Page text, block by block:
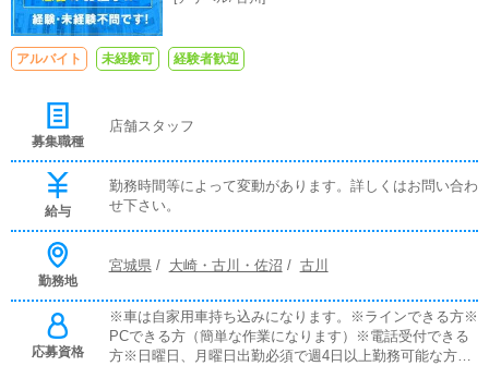
アルバイト 未経験可 経験者歓迎
募集職種
店舗スタッフ
給与
勤務時間等によって変動があります。詳しくはお問い合わ
せ下さい。
勤務地
宮城県/ 大崎・古川・佐沼 / 古川
応募資格
※車は自家用車持ち込みになります。※ラインできる方※
PCできる方（簡単な作業になります）※電話受付できる
方※日曜日、月曜日出勤必須で週4日以上勤務可能な方。